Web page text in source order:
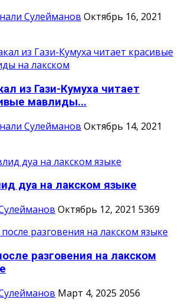
Сулейманов Октябрь 16, 2021
из Гази-Кумуха читает
мавлиды...
Сулейманов Октябрь 14, 2021
дуа на лакском языке
Октябрь 12, 2021 5369
разговения на лакском
Март 4, 2025 2056